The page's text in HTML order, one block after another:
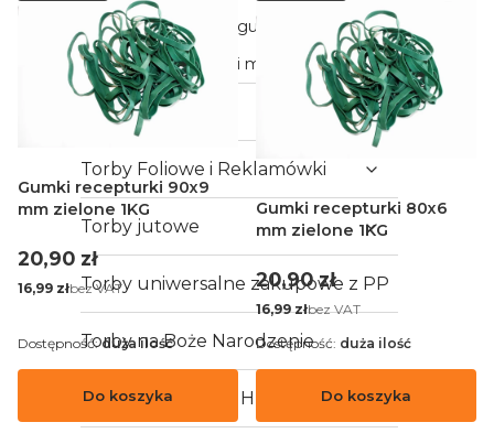
Grube (szerokie) gumki recepturki
Gumki recepturki mocne
Torby Papierowe
Torby Foliowe i Reklamówki
Torby jutowe
Torby uniwersalne zakupowe z PP
Torby na Boże Narodzenie
Woreczki Foliowe HDPE
Gumki recepturki 90x9
mm zielone 1KG
Cena
20,90 zł
Cena
16,99 złbez VAT
Do koszyka
Dostępność:duża ilość
Gumki recepturki 80x6
mm zielone 1KG
Cena
20,90 zł
Cena
16,99 złbez VAT
Do koszyka
Dostępność: duża ilość